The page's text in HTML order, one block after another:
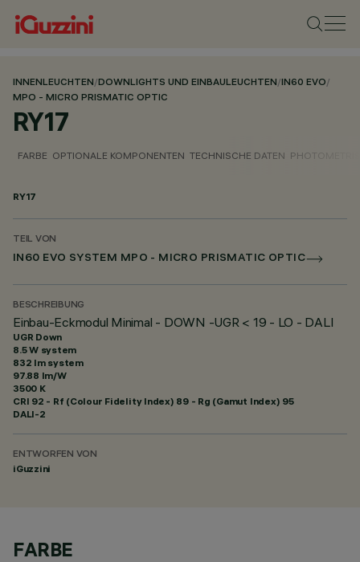
INNENLEUCHTEN/DOWNLIGHTS UND EINBAULEUCHTEN/IN60 EVO/
MPO - MICRO PRISMATIC OPTIC
RY17
FARBE OPTIONALE KOMPONENTEN TECHNISCHE DATEN
RY17
TEIL VON
IN60 EVO SYSTEM MPO - MICRO PRISMATIC OPTIC
BESCHREIBUNG
Einbau-Eckmodul Minimal - DOWN -UGR < 19 - LO - DALI
UGR Down
8.5 W system
832 lm system
97.88 lm/W
3500 K
CRI 92 - Rf (Colour Fidelity Index) 89 - Rg (Gamut Index) 95
DALI-2
ENTWORFEN VON
iGuzzini
FARBE